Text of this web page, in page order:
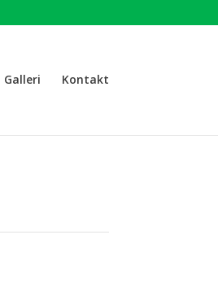
Galleri Kontakt